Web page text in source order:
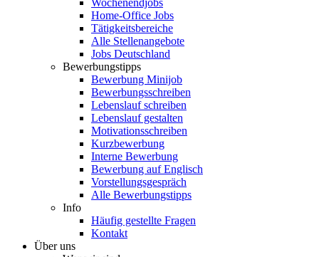
Wochenendjobs
Home-Office Jobs
Tätigkeitsbereiche
Alle Stellenangebote
Jobs Deutschland
Bewerbungstipps
Bewerbung Minijob
Bewerbungsschreiben
Lebenslauf schreiben
Lebenslauf gestalten
Motivationsschreiben
Kurzbewerbung
Interne Bewerbung
Bewerbung auf Englisch
Vorstellungsgespräch
Alle Bewerbungstipps
Info
Häufig gestellte Fragen
Kontakt
Über uns